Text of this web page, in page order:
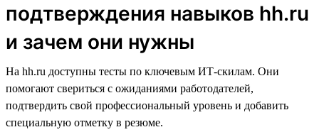
подтверждения навыков hh.ru
и зачем они нужны
На hh.ru доступны тесты по ключевым ИТ-скилам. Они
помогают свериться с ожиданиями работодателей,
подтвердить свой профессиональный уровень и добавить
специальную отметку в резюме.